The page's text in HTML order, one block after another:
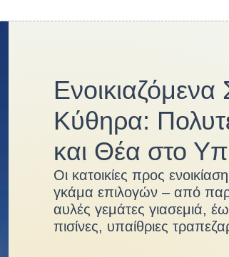
Ενοικιαζόμενα
Κύθηρα:
και Θέα στο
Οι κατοικίες προς
γκάμα επιλογών – από
αυλές γεμάτες γιασεμιά,
πισίνες, υπαίθριες